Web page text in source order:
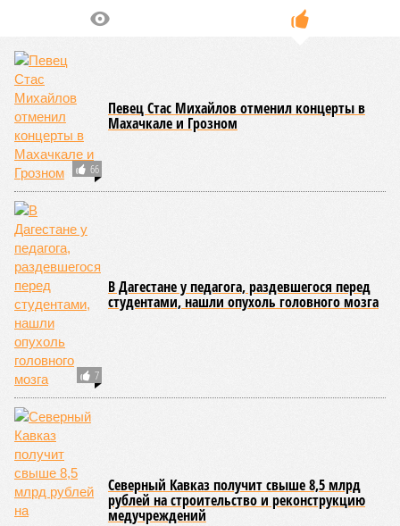
66
Певец Стас Михайлов отменил концерты в
Махачкале и Грозном
7
В Дагестане у педагога, раздевшегося перед
студентами, нашли опухоль головного мозга
Северный Кавказ получит свыше 8,5 млрд
рублей на строительство и реконструкцию
медучреждений